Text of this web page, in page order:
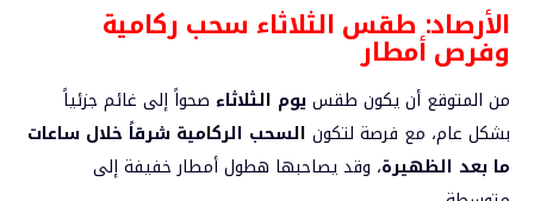
الأرصاد:طقس الثلاثاء سحب ركامية
وفرص أمطار
من المتوقع أن يكون طقسيوم الثلاثاء صحواً إلى غائم جزئياً
بشكل عام، مع فرصة لتكون السحب الركامية شرقاً خلال ساعات
ما بعد الظهيرة، وقد يصاحبها هطول أمطار خفيفة إلى